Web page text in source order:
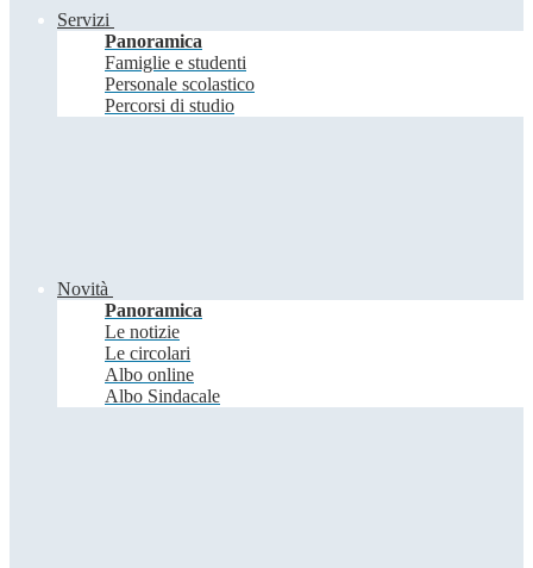
Servizi
Panoramica
Famiglie e studenti
Personale scolastico
Percorsi di studio
Novità
Panoramica
Le notizie
Le circolari
Albo online
Albo Sindacale